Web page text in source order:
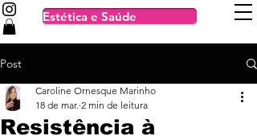
Estética e Saúde
Post
Resistência à
Caroline Ornesque Marinho
18 de mar. 2 min de leitura